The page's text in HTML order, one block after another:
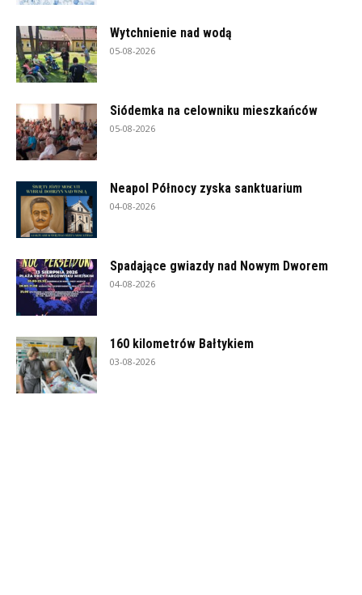
Wytchnienie nad wodą
05-08-2026
Siódemka na celowniku mieszkańców
05-08-2026
Neapol Północy zyska sanktuarium
04-08-2026
Spadające gwiazdy nad Nowym Dworem
04-08-2026
160 kilometrów Bałtykiem
03-08-2026